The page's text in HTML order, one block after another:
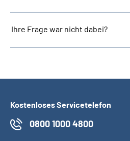
Ihre Frage war nicht dabei?
Kostenloses Servicetelefon
0800 1000 4800